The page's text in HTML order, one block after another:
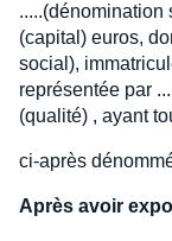
.....(dénomination
(capital) euros,
social),
représentée par
(qualité) , ayant
ci-après
Après avoir